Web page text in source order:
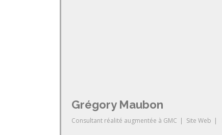
Grégory Maubon
Consultant réalité augmentée à GMC | Site Web |